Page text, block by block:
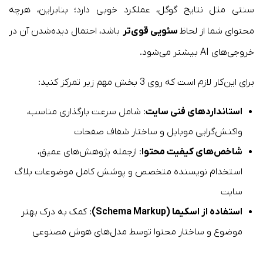
سنتی مثل نتایج گوگل، عملکرد خوبی دارد؛ بنابراین، هرچه
محتوای شما از لحاظ سئویی قوی‌تر باشد، احتمال دیده‌شدن آن در
خروجی‌های AI بیشتر می‌شود.
برای این‌کار لازم است که روی 3 بخش مهم زیر تمرکز کنید:
استانداردهای فنی سایت: شامل سرعت بارگذاری مناسب،
واکنش‌گرایی موبایل و ساختار شفاف صفحات
شاخص‌های کیفیت محتوا: ازجمله پژوهش‌های عمیق،
استخدام نویسنده متخصص و پوشش کامل موضوعات بلاگ
سایت
استفاده از اسکیما (Schema Markup)
: کمک به درک بهتر
موضوع و ساختار محتوا توسط مدل‌های هوش مصنوعی